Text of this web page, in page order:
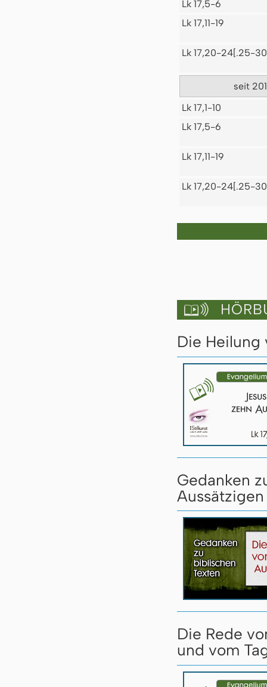
Lk 17,5-6
Lk 17,11-19
Lk 17,20-24[.25-
seit
Lk 17,1-10
Lk 17,5-6
Lk 17,11-19
Lk 17,20-24[.25-

Die Heilung
Gedanken
Aussätzigen
Die Rede
und vom